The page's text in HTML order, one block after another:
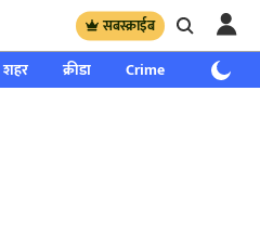
सबस्क्राईब
शहर क्रीडा Crime साप्ताहिक